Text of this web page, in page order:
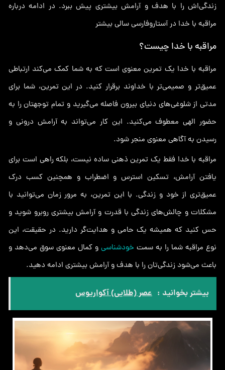
زندگی‌اش را با هدف و آرامش بیشتری پیش ببرد. در ادامه درباره
مراقبه با خدا در آستاروفارسی سالی بیشتر
مراقبه با خدا چیست؟
مراقبه با خدا یک تمرین معنوی است که به شما کمک می‌کند ارتباطی
عمیق‌تر و صمیمی‌تر با خداوند برقرار کنید. در این تمرین، شما برای
مدتی از شلوغی‌های دنیای بیرون فاصله می‌گیرید و تمام توجهتان را به
حضور الهی معطوف می‌کنید. این کار می‌تواند به آرامش درونی و
رسیدن به آگاهی معنوی منجر شود.
مراقبه با خدا فقط یک تمرین ذهنی ساده نیست، بلکه راهی است برای
یافتن آرامش، تسکین استرس و اضطراب و همچنین کسب درک
عمیق‌تری از خود و زندگی. با این تمرین، به مرور زمان می‌توانید با
مشکلات و چالش‌های زندگی با قدرت و آرامش بیشتری روبرو شوید و
حس کنید که همیشه یک حامی و هدایت‌گر دارید. در حقیقت، این
نوع مراقبه شما را به سمت خودشناسی و کمال معنوی سوق می‌دهد و
باعث می‌شود زندگی‌تان را با هدف و آرامش بیشتری ادامه دهید.
بیشتر بخوانید : عصر (طلایی) آکواریوس